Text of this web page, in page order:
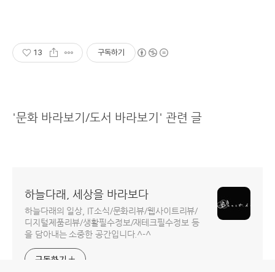
13 구독하기
'문화 바라보기/도서 바라보기' 관련 글
하늘다래, 세상을 바라보다
하늘다래의 일상, IT소식/문화리뷰/웹사이트리뷰/
디지털제품리뷰/생활필수정보/재테크필수정보 등
을 담아내는 소중한 공간입니다.^-^
구독하기